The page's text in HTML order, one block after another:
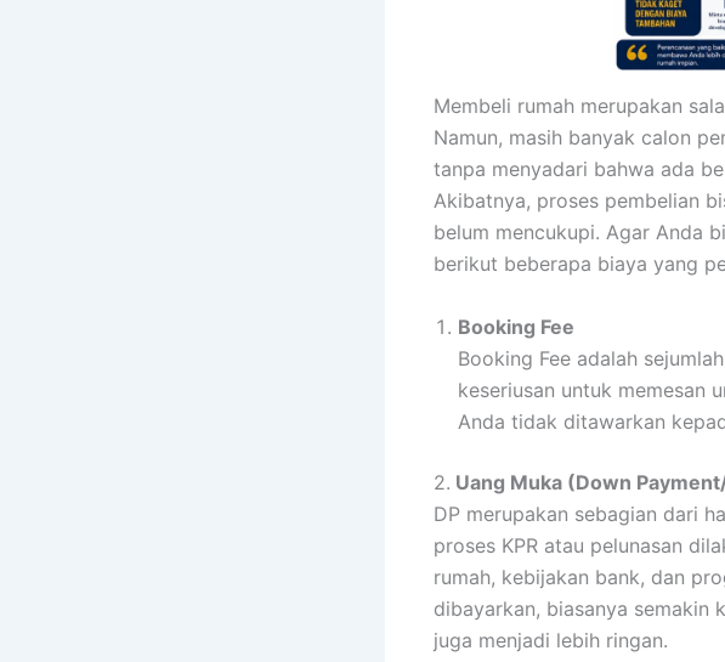
Membeli rumah merupakan
Namun, masih banyak calon
tanpa menyadari bahwa ada
Akibatnya, proses pembelian
belum mencukupi. Agar Anda
berikut beberapa biaya yang
Booking Fee
Booking Fee adalah
keseriusan untuk memesan
Anda tidak ditawarkan
2. Uang Muka (Down
DP merupakan sebagian dari
proses KPR atau pelunasan
rumah, kebijakan bank, dan
dibayarkan, biasanya semakin
juga menjadi lebih ringan.